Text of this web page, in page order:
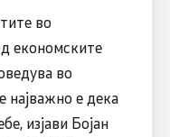
во
економските
во
најважно е дека
изјави Бојан